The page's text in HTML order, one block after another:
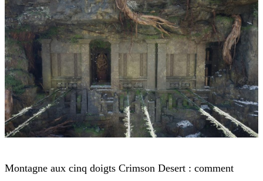
Montagne aux cinq doigts Crimson Desert : comment